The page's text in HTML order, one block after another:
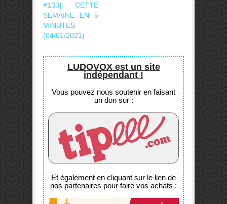
#133] CETTE
SEMAINE EN 5
MINUTES
(04/01/2021)
LUDOVOX est un site
indépendant !
Vous pouvez nous soutenir en faisant
un don sur :
Et également en cliquant sur le lien de
nos partenaires pour faire vos achats :